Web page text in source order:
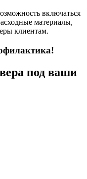
включаться
материалы,
клиентам.
под ваши